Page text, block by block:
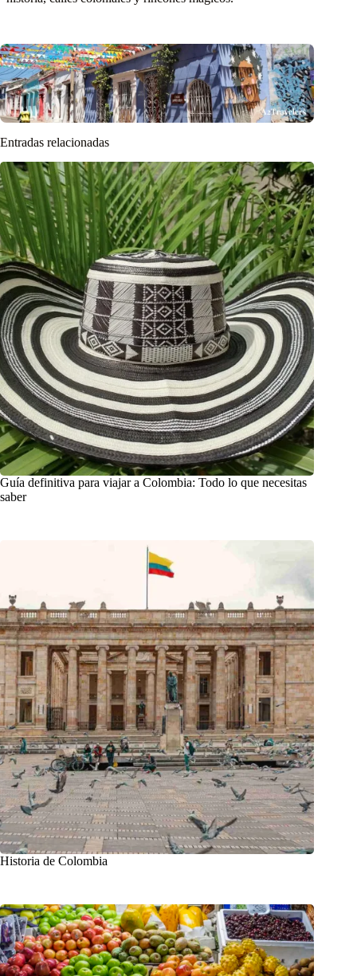
Entradas relacionadas
Guía definitiva para viajar a Colombia: Todo lo que necesitas
saber
Historia de Colombia